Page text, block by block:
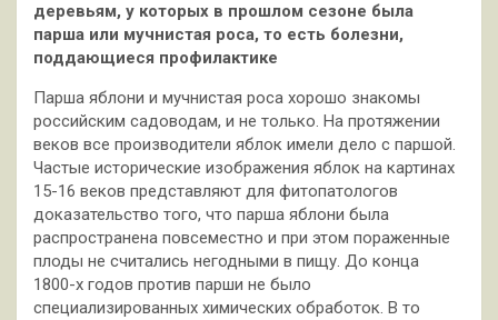
деревьям, у которых в прошлом сезоне была
парша или мучнистая роса, то есть болезни,
поддающиеся профилактике
Парша яблони и мучнистая роса хорошо знакомы
российским садоводам, и не только. На протяжении
веков все производители яблок имели дело с паршой.
Частые исторические изображения яблок на картинах
15-16 веков представляют для фитопатологов
доказательство того, что парша яблони была
распространена повсеместно и при этом пораженные
плоды не считались негодными в пищу. До конца
1800-х годов против парши не было
специализированных химических обработок. В то